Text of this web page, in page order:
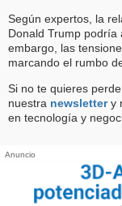
Según expertos, la
Donald Trump podría
embargo, las
marcando el rumbo
Si no te quieres
nuestra newslettery
en tecnología y
Anuncio